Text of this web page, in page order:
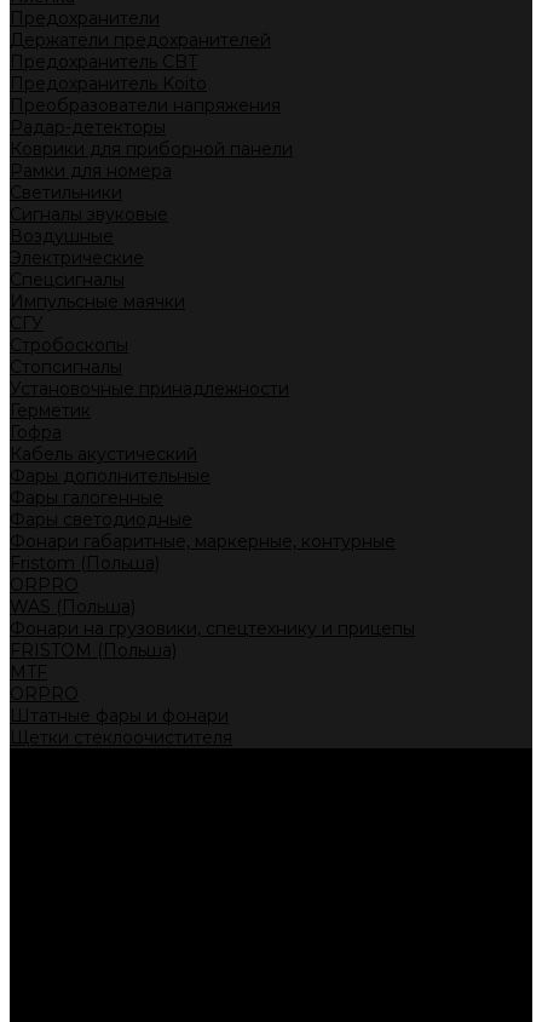
Предохранители
Держатели предохранителей
Предохранитель CBT
Предохранитель Koito
Преобразователи напряжения
Радар-детекторы
Коврики для приборной панели
Рамки для номера
Светильники
Сигналы звуковые
Воздушные
Электрические
Спецсигналы
Импульсные маячки
СГУ
Стробоскопы
Стопсигналы
Установочные принадлежности
Герметик
Гофра
Кабель акустический
Фары дополнительные
Фары галогенные
Фары светодиодные
Фонари габаритные, маркерные, контурные
Fristom (Польша)
ORPRO
WAS (Польша)
Фонари на грузовики, спецтехнику и прицепы
FRISTOM (Польша)
MTF
ORPRO
Штатные фары и фонари
Щетки стеклоочистителя